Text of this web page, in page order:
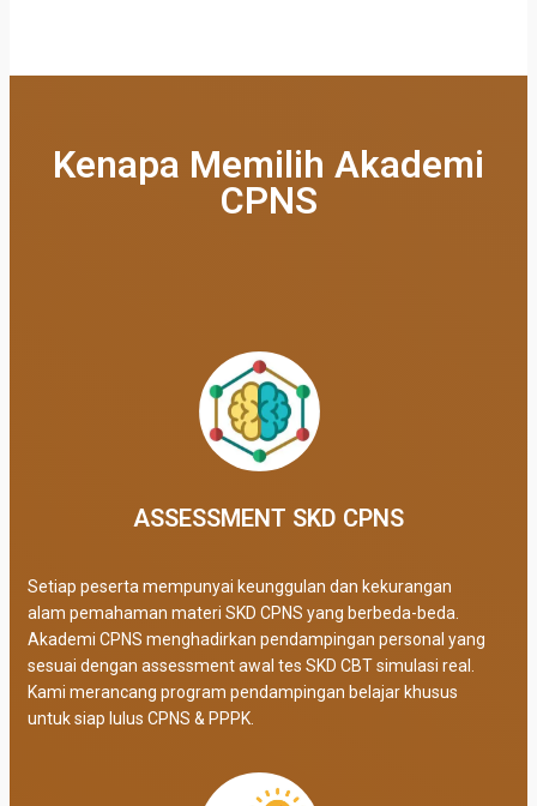
Kenapa Memilih Akademi
CPNS
ASSESSMENT SKD CPNS
Setiap peserta mempunyai keunggulan dan kekurangan
alam pemahaman materi SKD CPNS yang berbeda-beda.
Akademi CPNS menghadirkan pendampingan personal yang
sesuai dengan assessment awal tes SKD CBT simulasi real.
Kami merancang program pendampingan belajar khusus
untuk siap lulus CPNS & PPPK.